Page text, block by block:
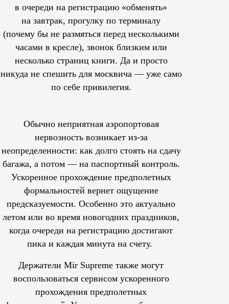
в очереди на регистрацию «обменять»
на завтрак, прогулку по терминалу
(почему бы не размяться перед несколькими
часами в кресле), звонок близким или
несколько страниц книги. Да и просто
никуда не спешить для москвича — уже само
по себе привилегия.
Обычно неприятная аэропортовая
нервозность возникает из-за
неопределенности: как долго стоять на сдачу
багажа, а потом — на паспортный контроль.
Ускоренное прохождение предполетных
формальностей вернет ощущение
предсказуемости. Особенно это актуально
летом или во время новогодних праздников,
когда очереди на регистрацию достигают
пика и каждая минута на счету.
Держатели Mir Supreme также могут
воспользоваться сервисом ускоренного
прохождения предполетных